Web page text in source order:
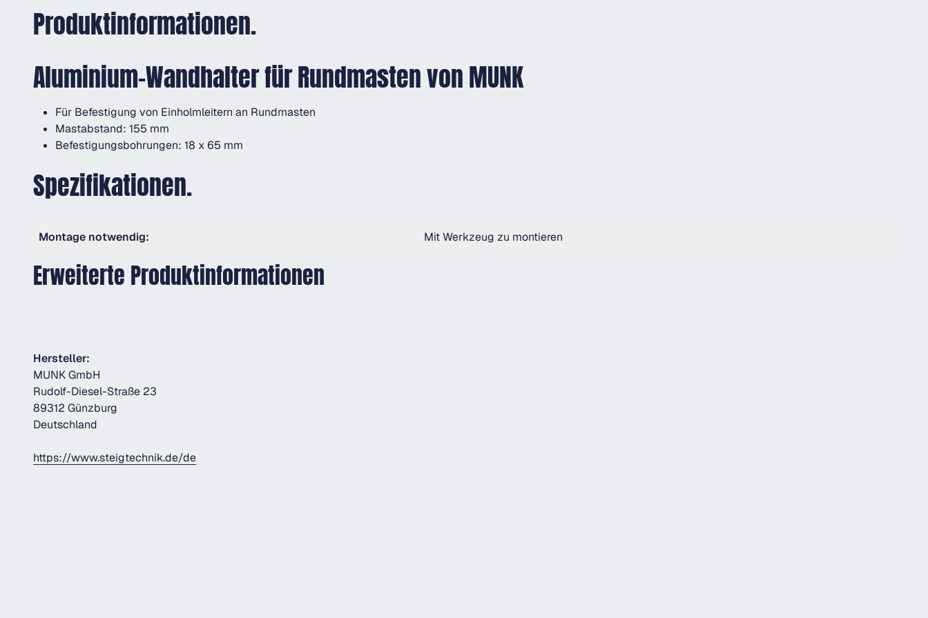
Produktinformationen.
Aluminium-Wandhalter für Rundmasten von MUNK
Für Befestigung von Einholmleitern an Rundmasten
Mastabstand: 155 mm
Befestigungsbohrungen: 18 x 65 mm
Spezifikationen.
Montage notwendig: Mit Werkzeug zu montieren
Erweiterte Produktinformationen
Hersteller:
MUNK GmbH
Rudolf-Diesel-Straße 23
89312 Günzburg
Deutschland
https://www.steigtechnik.de/de